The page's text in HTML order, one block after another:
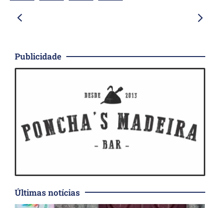
Publicidade
Últimas notícias